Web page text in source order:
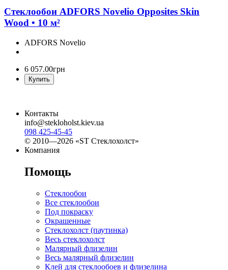
Стеклообои ADFORS Novelio Opposites Skin
Wood • 10 м²
ADFORS Novelio
6 057.00грн
Купить
Контакты
info@stekloholst.kiev.ua
098 425-45-45
© 2010—2026 «ST Стеклохолст»
Компания
Помощь
Стеклообои
Все стеклообои
Под покраску
Окрашенные
Стеклохолст (паутинка)
Весь стеклохолст
Малярный флизелин
Весь малярный флизелин
Клей для стеклообоев и флизелина